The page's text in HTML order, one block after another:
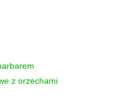
z orzechami